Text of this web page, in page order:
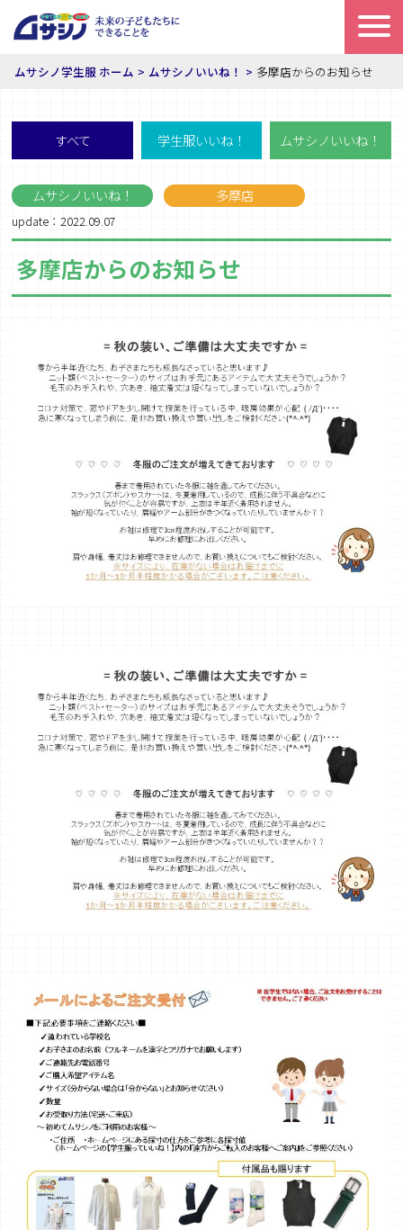
ムサシノ学生服 ホーム ムサシノいいね！ 多摩店からのお知らせ
すべて 学生服いいね！ ムサシノいいね！
ムサシノいいね！ 多摩店
update：2022.09.07
多摩店からのお知らせ